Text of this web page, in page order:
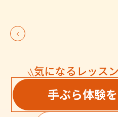
気になるレッス
手ぶら体験